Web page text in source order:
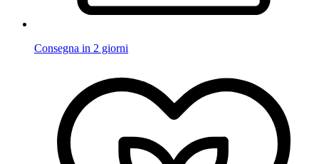
Consegna in 2 giorni